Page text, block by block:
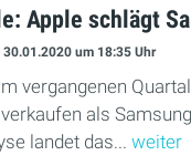
Apple schlägt
30.01.2020 um 18:35 Uhr
vergangenen
als
landet das... weiter